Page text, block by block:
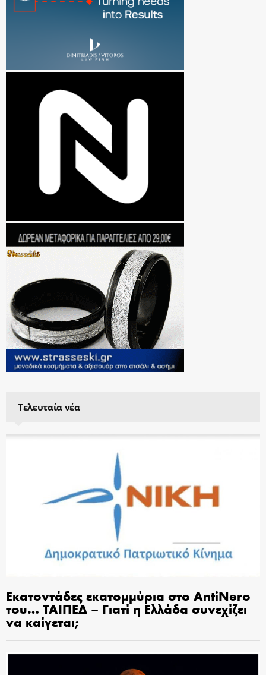
Τελευταία νέα
Εκατοντάδες εκατομμύρια στο AntiNero
του… ΤΑΙΠΕΔ – Γιατί η Ελλάδα συνεχίζει
να καίγεται;